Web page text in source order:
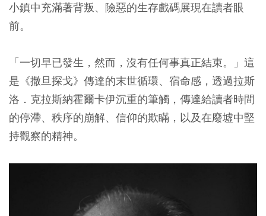
小鎮中充滿著背叛、險惡的生存戲碼展現在讀者眼
前。
「一切早已發生，然而，沒有任何事真正結束。」這
是《撒旦探戈》傳達的末世循環、宿命感，透過拉斯
洛．克拉斯納霍爾卡伊沉重的筆觸，傳達給讀者時間
的停滯、秩序的崩解、信仰的欺瞞，以及在廢墟中堅
持觀察的精神。